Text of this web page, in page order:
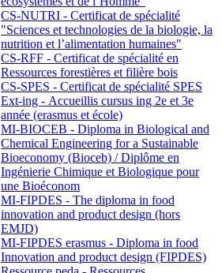
CS-NUTRI - Certificat de spécialité
"Sciences et technologies de la biologie, la
nutrition et l’alimentation humaines"
CS-RFF - Certificat de spécialité en
Ressources forestières et filière bois
CS-SPES - Certificat de spécialité SPES
Ext-ing - Accueillis cursus ing 2e et 3e
année (erasmus et école)
MI-BIOCEB - Diploma in Biological and
Chemical Engineering for a Sustainable
Bioeconomy (Bioceb) / Diplôme en
Ingénierie Chimique et Biologique pour
une Bioéconom
MI-FIPDES - The diploma in food
innovation and product design (hors
EMJD)
MI-FIPDES erasmus - Diploma in food
Innovation and product design (FIPDES)